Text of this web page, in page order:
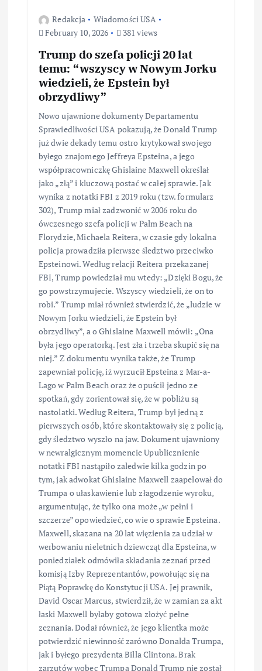
Redakcja
Wiadomości USA
February 10, 2026
381 views
Trump do szefa policji 20 lat
temu: “wszyscy w Nowym Jorku
wiedzieli, że Epstein był
obrzydliwy”
Nowo ujawnione dokumenty Departamentu
Sprawiedliwości USA pokazują, że Donald Trump
już dwie dekady temu ostro krytykował swojego
byłego znajomego Jeffreya Epsteina, a jego
współpracowniczkę Ghislaine Maxwell określał
jako „złą” i kluczową postać w całej sprawie. Jak
wynika z notatki FBI z 2019 roku (tzw. formularz
302), Trump miał zadzwonić w 2006 roku do
ówczesnego szefa policji w Palm Beach na
Florydzie, Michaela Reitera, w czasie gdy lokalna
policja prowadziła pierwsze śledztwo przeciwko
Epsteinowi. Według relacji Reitera przekazanej
FBI, Trump powiedział mu wtedy: „Dzięki Bogu, że
go powstrzymujecie. Wszyscy wiedzieli, że on to
robi.” Trump miał również stwierdzić, że „ludzie w
Nowym Jorku wiedzieli, że Epstein był
obrzydliwy”, a o Ghislaine Maxwell mówił: „Ona
była jego operatorką. Jest zła i trzeba skupić się na
niej.” Z dokumentu wynika także, że Trump
zapewniał policję, iż wyrzucił Epsteina z Mar-a-
Lago w Palm Beach oraz że opuścił jedno ze
spotkań, gdy zorientował się, że w pobliżu są
nastolatki. Według Reitera, Trump był jedną z
pierwszych osób, które skontaktowały się z policją,
gdy śledztwo wyszło na jaw. Dokument ujawniony
w newralgicznym momencie Upublicznienie
notatki FBI nastąpiło zaledwie kilka godzin po
tym, jak adwokat Ghislaine Maxwell zaapelował do
Trumpa o ułaskawienie lub złagodzenie wyroku,
argumentując, że tylko ona może „w pełni i
szczerze” opowiedzieć, co wie o sprawie Epsteina.
Maxwell, skazana na 20 lat więzienia za udział w
werbowaniu nieletnich dziewcząt dla Epsteina, w
poniedziałek odmówiła składania zeznań przed
komisją Izby Reprezentantów, powołując się na
Piątą Poprawkę do Konstytucji USA. Jej prawnik,
David Oscar Marcus, stwierdził, że w zamian za akt
łaski Maxwell byłaby gotowa złożyć pełne
zeznania. Dodał również, że jego klientka może
potwierdzić niewinność zarówno Donalda Trumpa,
jak i byłego prezydenta Billa Clintona. Brak
zarzutów wobec Trumpa Donald Trump nie został